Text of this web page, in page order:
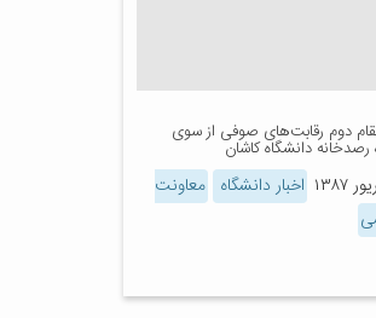
دوم رقابت‌های صوفی از سوی
رصدخانه دانشگاه کاشان
اخبار دانشگاه معاونت